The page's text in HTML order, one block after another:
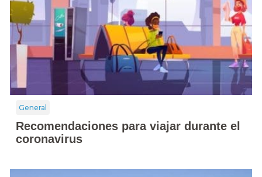
General
Recomendaciones para viajar durante el
coronavirus